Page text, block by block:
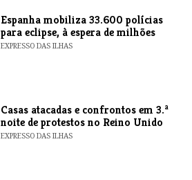
Espanha mobiliza 33.600 polícias
para eclipse, à espera de milhões
EXPRESSO DAS ILHAS
Casas atacadas e confrontos em 3.ª
noite de protestos no Reino Unido
EXPRESSO DAS ILHAS